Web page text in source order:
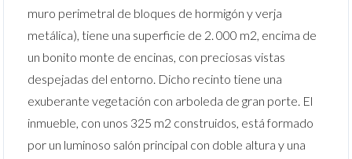
muro perimetral de bloques de hormigón y verja
metálica), tiene una superficie de 2. 000 m2, encima de
un bonito monte de encinas, con preciosas vistas
despejadas del entorno. Dicho recinto tiene una
exuberante vegetación con arboleda de gran porte. El
inmueble, con unos 325 m2 construidos, está formado
por un luminoso salón principal con doble altura y una